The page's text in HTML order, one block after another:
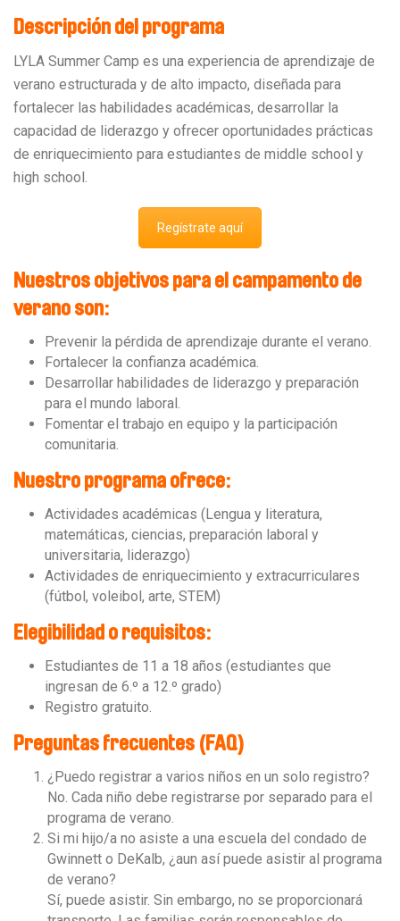
Descripción del programa
LYLA Summer Camp es una experiencia de aprendizaje de
verano estructurada y de alto impacto, diseñada para
fortalecer las habilidades académicas, desarrollar la
capacidad de liderazgo y ofrecer oportunidades prácticas
de enriquecimiento para estudiantes de middle school y
high school.
Regístrate aquí
Nuestros objetivos para el campamento de
verano son:
Prevenir la pérdida de aprendizaje durante el verano.
Fortalecer la confianza académica.
Desarrollar habilidades de liderazgo y preparación
para el mundo laboral.
Fomentar el trabajo en equipo y la participación
comunitaria.
Nuestro programa ofrece:
Actividades académicas (Lengua y literatura,
matemáticas, ciencias, preparación laboral y
universitaria, liderazgo)
Actividades de enriquecimiento y extracurriculares
(fútbol, voleibol, arte, STEM)
Elegibilidad o requisitos:
Estudiantes de 11 a 18 años (estudiantes que
ingresan de 6.º a 12.º grado)
Registro gratuito.
Preguntas frecuentes (FAQ)
¿Puedo registrar a varios niños en un solo registro?
No. Cada niño debe registrarse por separado para el
programa de verano.
Si mi hijo/a no asiste a una escuela del condado de
Gwinnett o DeKalb, ¿aun así puede asistir al programa
de verano?
Sí, puede asistir. Sin embargo, no se proporcionará